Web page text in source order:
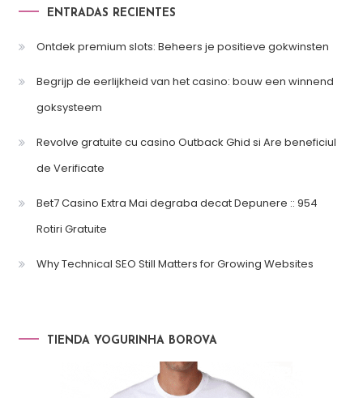
ENTRADAS RECIENTES
Ontdek premium slots: Beheers je positieve gokwinsten
Begrijp de eerlijkheid van het casino: bouw een winnend
goksysteem
Revolve gratuite cu casino Outback Ghid si Are beneficiul
de Verificate
Bet7 Casino Extra Mai degraba decat Depunere :: 954
Rotiri Gratuite
Why Technical SEO Still Matters for Growing Websites
TIENDA YOGURINHA BOROVA